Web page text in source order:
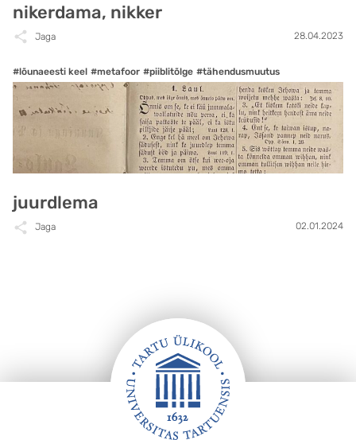
nikerdama, nikker
Jaga 28.04.2023
#lõunaeesti keel #metafoor #piiblitõlge #tähendusmuutus
juurdlema
Jaga 02.01.2024